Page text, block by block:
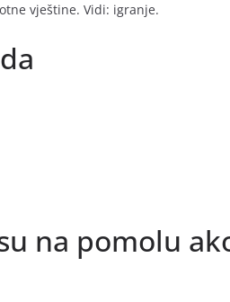
vještine. Vidi: igranje.
na pomolu